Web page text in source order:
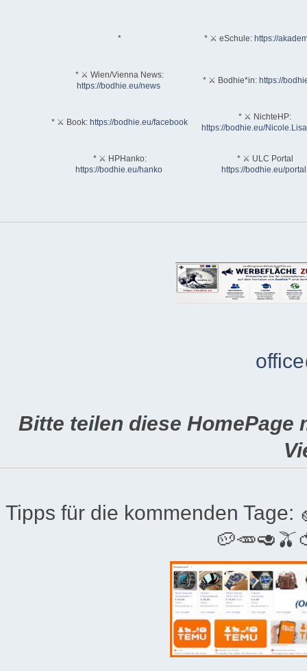
* * ⚔ eSchule: https://
* ⚔ Wien/Vienna News:
https://bodhie.eu/news
* ⚔ Bodhie*in: https://
* ⚔ Book: https://bodhie.eu/facebook
* ⚔ NichteHP:
https://bodhie.eu/
* ⚔ HPHanko:
https://bodhie.eu/hanko
* ⚔ ULC Portal
https://bodhie.eu/portal
Bitte teilen diese HomePage
Tipps für die kommenden